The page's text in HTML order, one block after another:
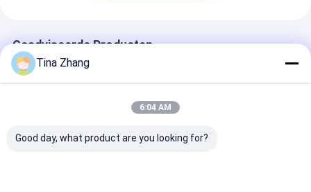
Geadviseerde Producten
Tina Zhang
6:04 AM
Good day, what product are you looking for?